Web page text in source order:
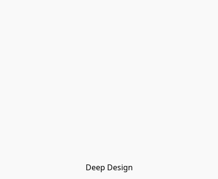
Deep Design